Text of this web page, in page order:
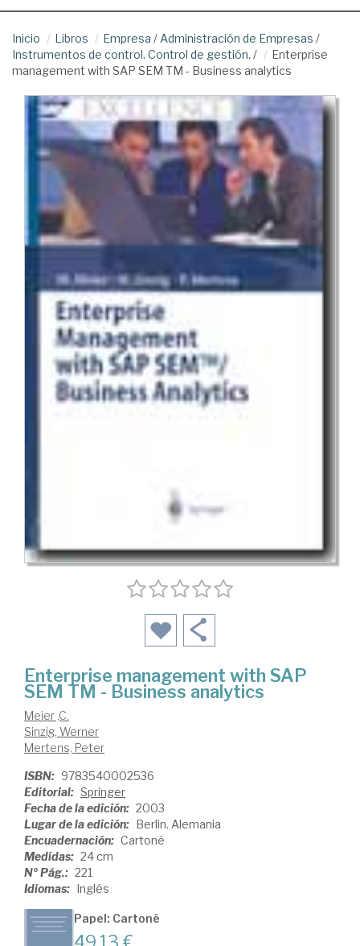
Inicio Libros Empresa / Administración de Empresas /
Instrumentos de control. Control de gestión. /
Enterprise
management with SAP SEM TM - Business analytics
Enterprise management with SAP
SEM TM - Business analytics
Meier ,C.
Sinzig, Werner
Mertens, Peter
ISBN: 9783540002536
Editorial: Springer
Fecha de la edición: 2003
Lugar de la edición: Berlin. Alemania
Encuadernación: Cartoné
Medidas: 24 cm
Nº Pág.: 221
Idiomas: Inglés
Papel: Cartoné